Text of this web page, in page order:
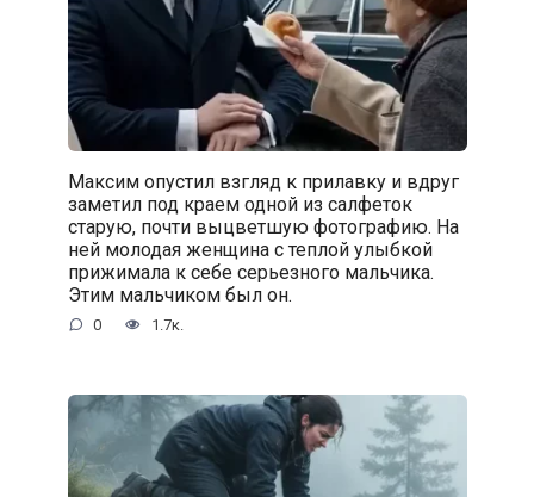
Максим опустил взгляд к прилавку и вдруг
заметил под краем одной из салфеток
старую, почти выцветшую фотографию. На
ней молодая женщина с теплой улыбкой
прижимала к себе серьезного мальчика.
Этим мальчиком был он.
0 1.7к.